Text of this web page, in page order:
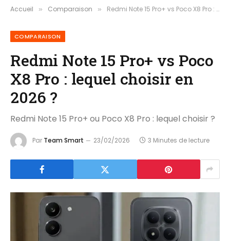
Accueil » Comparaison » Redmi Note 15 Pro+ vs Poco X8 Pro : lequel choisir en 2026 ?
COMPARAISON
Redmi Note 15 Pro+ vs Poco
X8 Pro : lequel choisir en
2026 ?
Redmi Note 15 Pro+ ou Poco X8 Pro : lequel choisir ?
Par Team Smart 23/02/2026 3 Minutes de lecture